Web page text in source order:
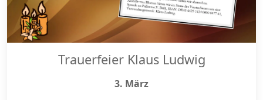
Trauerfeier Klaus Ludwig
3. März